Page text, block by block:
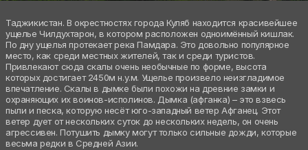
Таджикистан. В окрестностях города Куляб находится красивейшее
ущелье Чилдухтарон, в котором расположен одноимённый кишлак.
По дну ущелья протекает река Памдара. Это довольно популярное
место, как среди местных жителей, так и среди туристов.
Привлекают сюда скалы очень необычные по форме, высота
которых достигает 2450м н.у.м. Ущелье произвело неизгладимое
впечатление. Скалы в дымке были похожи на древние замки и
охраняющих их воинов-исполинов. Дымка (афганка) – это взвесь
пыли и песка, которую несёт юго-западный ветер Афганец. Этот
ветер дует от нескольких суток до нескольких недель, он очень
агрессивен. Потушить дымку могут только сильные дожди, которые
весьма редки в Средней Азии.